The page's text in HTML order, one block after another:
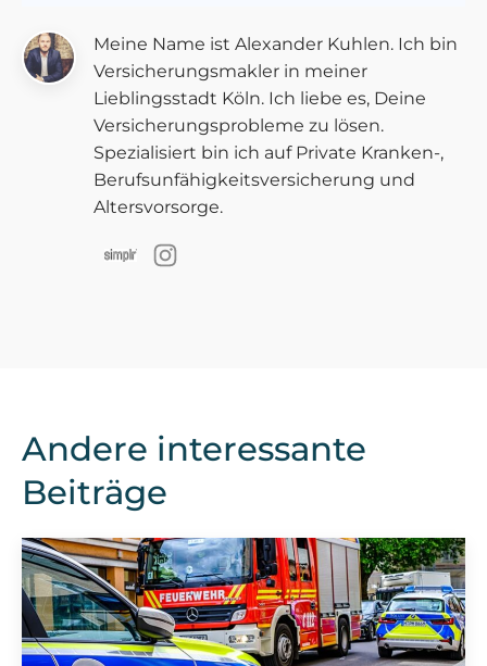
Meine Name ist Alexander Kuhlen. Ich bin
Versicherungsmakler in meiner
Lieblingsstadt Köln. Ich liebe es, Deine
Versicherungsprobleme zu lösen.
Spezialisiert bin ich auf Private Kranken-,
Berufsunfähigkeitsversicherung und
Altersvorsorge.
Andere interessante
Beiträge